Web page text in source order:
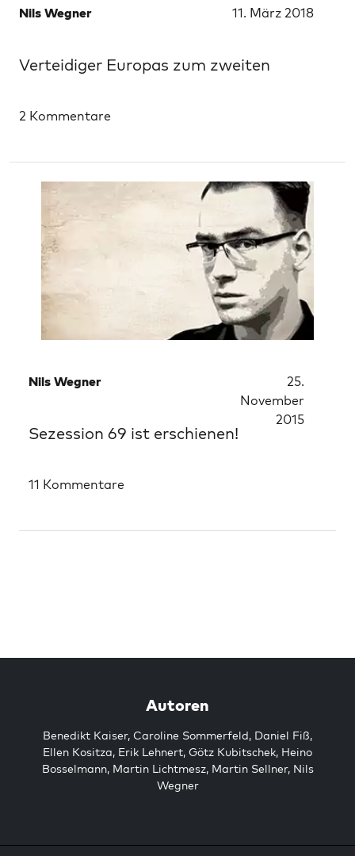
Nils Wegner 11. März 2018
Verteidiger Europas zum zweiten
2 Kommentare
Nils Wegner
25.
November
2015
Sezession 69 ist erschienen!
11 Kommentare
Autoren
Benedikt Kaiser, Caroline Sommerfeld, Daniel Fiß,
Ellen Kositza, Erik Lehnert, Götz Kubitschek, Heino
Bosselmann, Martin Lichtmesz, Martin Sellner, Nils
Wegner